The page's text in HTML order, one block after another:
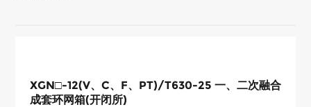
XGN□-12(V、C、F、PT)/T630-25 一、二次融合
成套环网箱(开闭所)